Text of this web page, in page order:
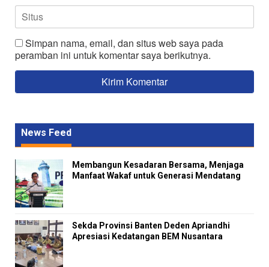
Simpan nama, email, dan situs web saya pada
peramban ini untuk komentar saya berikutnya.
News Feed
Membangun Kesadaran Bersama, Menjaga
Manfaat Wakaf untuk Generasi Mendatang
Sekda Provinsi Banten Deden Apriandhi
Apresiasi Kedatangan BEM Nusantara